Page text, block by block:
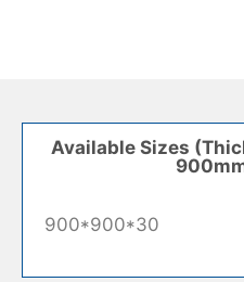
Available Sizes
900*900*30